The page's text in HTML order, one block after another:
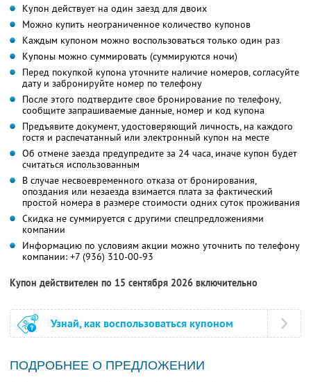
Купон действует на один заезд для двоих
Можно купить неограниченное количество купонов
Каждым купоном можно воспользоваться только один раз
Купоны можно суммировать (суммируются ночи)
Перед покупкой купона уточните наличие номеров, согласуйте
дату и забронируйте номер по телефону
После этого подтвердите свое бронирование по телефону,
сообщите запрашиваемые данные, номер и код купона
Предъявите документ, удостоверяющий личность, на каждого
гостя и распечатанный или электронный купон на месте
Об отмене заезда предупредите за 24 часа, иначе купон будет
считаться использованным
В случае несвоевременного отказа от бронирования,
опоздания или незаезда взимается плата за фактический
простой номера в размере стоимости одних суток проживания
Скидка не суммируется с другими спецпредложениями
компании
Информацию по условиям акции можно уточнить по телефону
компании: +7 (936) 310-00-93
Купон действителен по 15 сентября 2026 включительно
Узнай, как воспользоваться купоном
ПОДРОБНЕЕ О ПРЕДЛОЖЕНИИ